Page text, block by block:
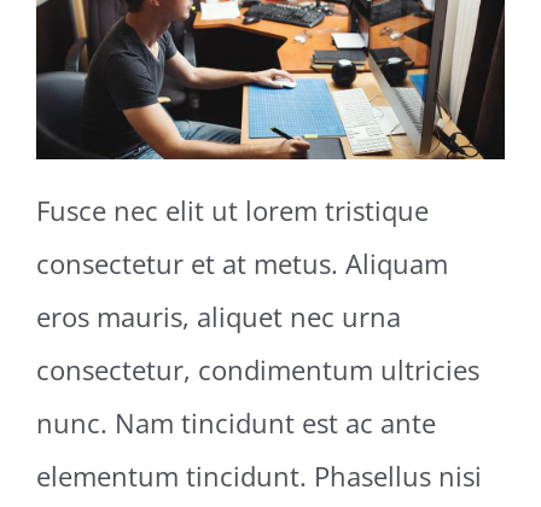
Fusce nec elit ut lorem tristique
consectetur et at metus. Aliquam
eros mauris, aliquet nec urna
consectetur, condimentum ultricies
nunc. Nam tincidunt est ac ante
elementum tincidunt. Phasellus nisi